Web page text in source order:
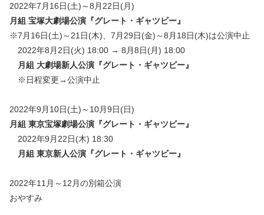
2022年7月16日(土)～8月22日(月)
月組 宝塚大劇場公演『グレート・ギャツビー』
※7月16日(土)～21日(木)、7月29日(金)～8月18日(木)は公演中止
2022年8月2日(火) 18:00 → 8月8日(月) 18:00
月組 大劇場新人公演『グレート・ギャツビー』
※日程変更→公演中止
2022年9月10日(土)～10月9日(日)
月組 東京宝塚劇場公演『グレート・ギャツビー』
2022年9月22日(木) 18:30
月組 東京新人公演『グレート・ギャツビー』
2022年11月～12月の別箱公演
おやすみ